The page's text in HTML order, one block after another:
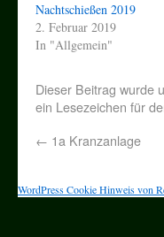
Nachtschießen 2019
2. Februar 2019
In "Allgemein"
Dieser Beitrag wurde
ein Lesezeichen für
← 1a Kranzanlage
WordPress Cookie Hinweis von